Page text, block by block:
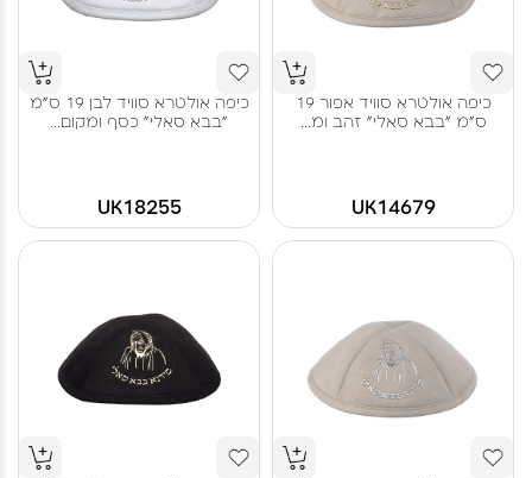
כיפה אולטרא סוויד אפור 19
ס"מ "בבא סאלי" זהב ומ...
UK14679
כיפה אולטרא סוויד לבן 19 ס"מ
"בבא סאלי" כסף ומקום...
UK18255